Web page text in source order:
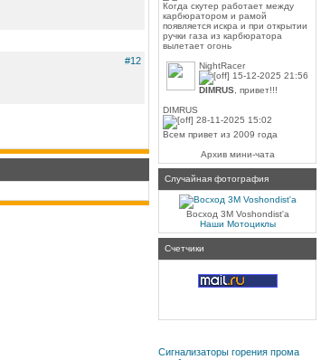
#12
Когда скутер работает между
карбюратором и рамой
появляется искра и при открытии
ручки газа из карбюратора
вылетает огонь
NightRacer
15-12-2025 21:56
DIMRUS , привет!!!
DIMRUS
28-11-2025 15:02
Всем привет из 2009 года
Архив мини-чата
Случайная фотография
Восход 3М Voshondist'a
Наши Мотоциклы
Счетчики
Сигнализаторы горения прома